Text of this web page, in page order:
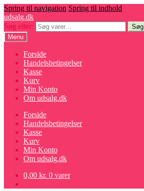
Spring til navigation Spring til indhold
udsalg.dk
Søg efter:
Søg
Menu
Forside
Handelsbetingelser
Kasse
Kurv
Min Konto
Om udsalg.dk
Forside
Handelsbetingelser
Kasse
Kurv
Min Konto
Om udsalg.dk
0,00 kr. 0 varer